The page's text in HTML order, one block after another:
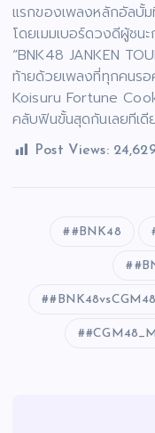
แรกของเพลงหลักอัลบั้
โดยเมมเบอร์ดวงดีผู้ชน
“BNK48 JANKEN
ท้ายด้วยเพลงที่ทุกคนร
Koisuru Fortune
คลับฟินขั้นสุดกันเลยทีเดี
Post Views:
#BNK48